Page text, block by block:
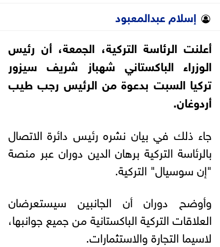
إسلام عبدالمعبود
أعلنت الرئاسة التركية، الجمعة، أن رئيس
الوزراء الباكستاني شهباز شريف سيزور
تركيا السبت بدعوة من الرئيس رجب طيب
أردوغان.
جاء ذلك في بيان نشره رئيس دائرة الاتصال
بالرئاسة التركية برهان الدين دوران عبر منصة
"إن سوسيال" التركية.
وأوضح دوران أن الجانبين سيستعرضان
العلاقات التركية الباكستانية من جميع جوانبها،
لاسيما التجارة والاستثمارات.